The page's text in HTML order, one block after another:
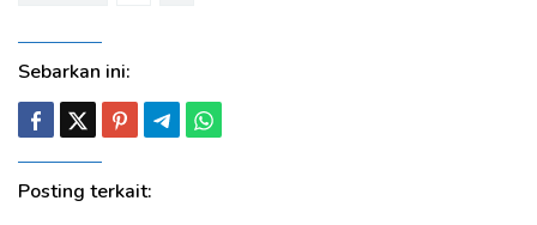
Sebarkan ini:
Posting terkait: